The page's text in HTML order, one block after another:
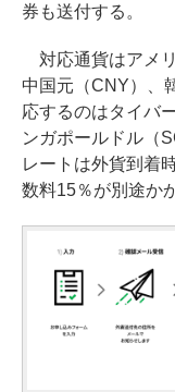
券も送付する。
対応通貨はアメ
中国元（CNY）、
応するのはタイバ
ンガポールドル（
レートは外貨到着
数料15％が別途か